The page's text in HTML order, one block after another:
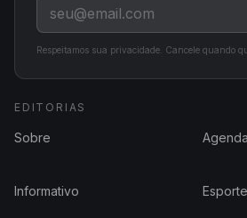
Respeitamos sua privacidade. Cancele quando
EDITORIAS
Sobre Agenda
Informativo Esporte